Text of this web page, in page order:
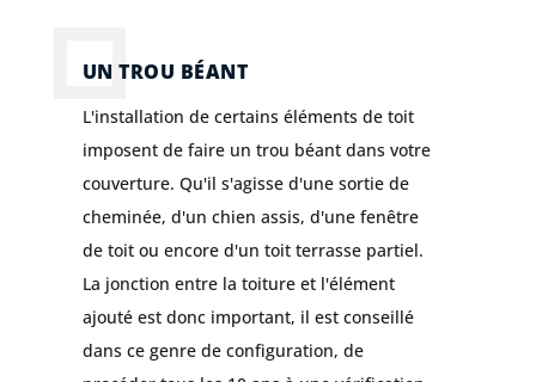
UN TROU BÉANT
L'installation de certains éléments de toit
imposent de faire un trou béant dans votre
couverture. Qu'il s'agisse d'une sortie de
cheminée, d'un chien assis, d'une fenêtre
de toit ou encore d'un toit terrasse partiel.
La jonction entre la toiture et l'élément
ajouté est donc important, il est conseillé
dans ce genre de configuration, de